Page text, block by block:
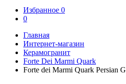
Избранное 0
0
Главная
Интернет-магазин
Керамогранит
Forte Dei Marmi Quark
Forte dei Marmi Quark Persian